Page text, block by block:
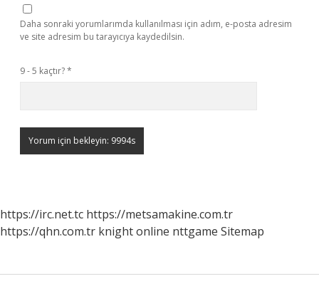
Daha sonraki yorumlarımda kullanılması için adım, e-posta adresim
ve site adresim bu tarayıcıya kaydedilsin.
9 - 5 kaçtır?*
https://irc.net.tc https://metsamakine.com.tr
https://qhn.com.tr knight online nttgame Sitemap